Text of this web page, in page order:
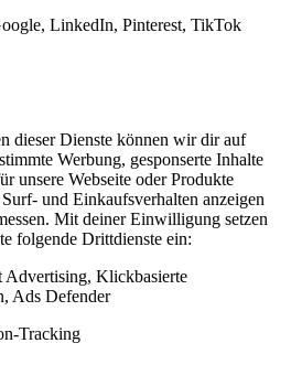
LinkedIn, Pinterest, TikTok
dieser Dienste können wir dir auf
Werbung, gesponserte Inhalte
unsere Webseite oder Produkte
und Einkaufsverhalten anzeigen
Mit deiner Einwilligung setzen
folgende Drittdienste ein:
Klickbasierte
Ads Defender
Tracking